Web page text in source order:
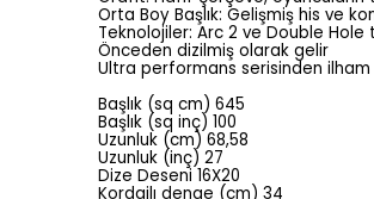
Orta Boy Başlık: Gelişmiş his ve
Teknolojiler: Arc 2 ve Double Hole
Önceden dizilmiş olarak gelir
Ultra performans serisinden
Başlık (sq cm) 645
Başlık (sq inç) 100
Uzunluk (cm) 68,58
Uzunluk (inç) 27
Dize Deseni 16X20
Kordajlı denge (cm) 34